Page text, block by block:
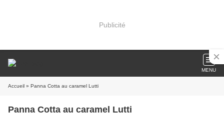
Publicité
MENU
Accueil » Panna Cotta au caramel Lutti
Panna Cotta au caramel Lutti